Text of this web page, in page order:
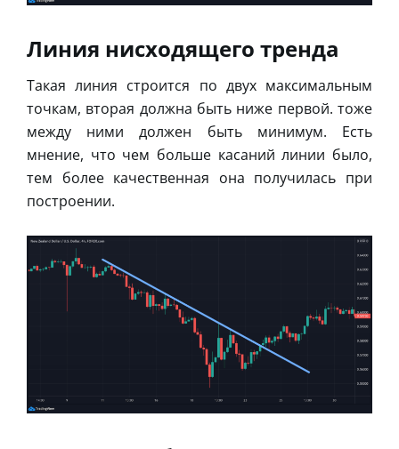
Линия нисходящего тренда
Такая линия строится по двух максимальным
точкам, вторая должна быть ниже первой. тоже
между ними должен быть минимум. Есть
мнение, что чем больше касаний линии было,
тем более качественная она получилась при
построении.